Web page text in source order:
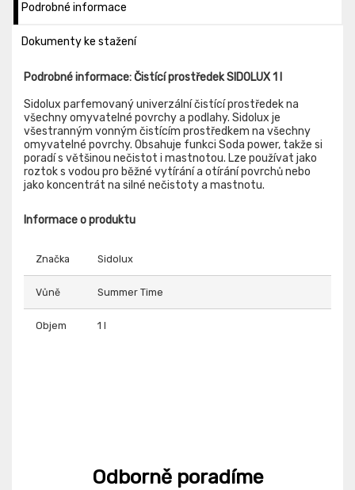
Podrobné informace
Dokumenty ke stažení
Podrobné informace: Čistící prostředek SIDOLUX 1 l
Sidolux parfemovaný univerzální čistící prostředek na
všechny omyvatelné povrchy a podlahy. Sidolux je
všestranným vonným čistícím prostředkem na všechny
omyvatelné povrchy. Obsahuje funkci Soda power, takže si
poradí s většinou nečistot i mastnotou. Lze používat jako
roztok s vodou pro běžné vytírání a otírání povrchů nebo
jako koncentrát na silné nečistoty a mastnotu.
Informace o produktu
Značka Sidolux
Vůně Summer Time
Objem 1 l
Odborně poradíme